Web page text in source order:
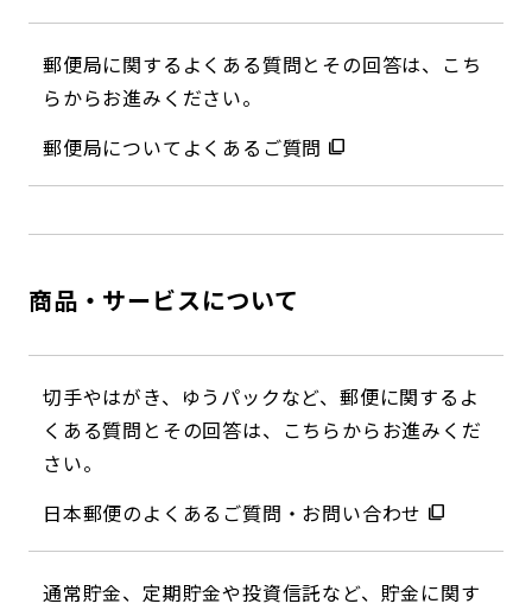
ESGデータ集
郵便局に関するよくある質問とその回答は、こち
らからお進みください。
郵便局についてよくあるご質問
商品・サービスについて
切手やはがき、ゆうパックなど、郵便に関するよ
くある質問とその回答は、こちらからお進みくだ
さい。
日本郵便のよくあるご質問・お問い合わせ
通常貯金、定期貯金や投資信託など、貯金に関す